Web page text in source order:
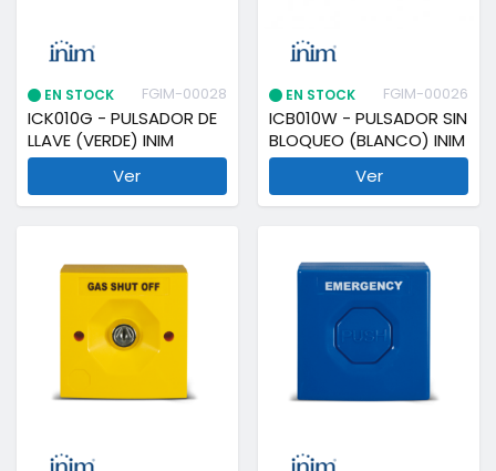
EN STOCK FGIM-00028
ICK010G - PULSADOR DE
LLAVE (VERDE) INIM
Ver
EN STOCK FGIM-00026
ICB010W - PULSADOR SIN
BLOQUEO (BLANCO) INIM
Ver